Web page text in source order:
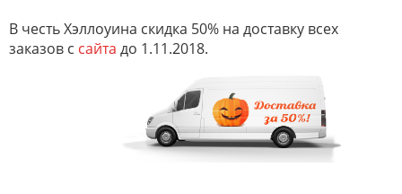
В честь Хэллоуина скидка 50% на доставку всех
заказов с сайта до 1.11.2018.